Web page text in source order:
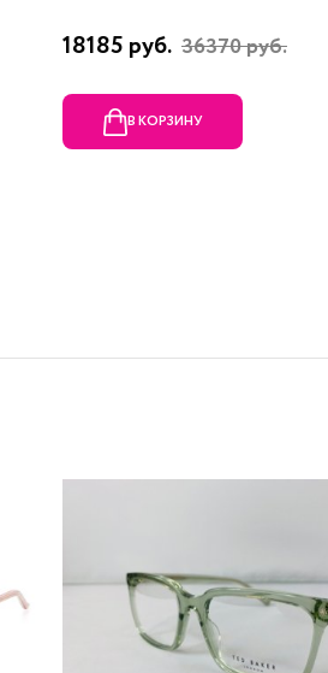
18185 руб. 36370 руб.
В КОРЗИНУ